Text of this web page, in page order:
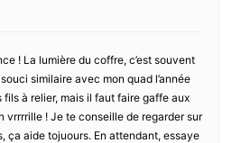
! La lumière du coffre, c’est souvent
similaire avec mon quad l’année
fils à relier, mais il faut faire gaffe aux
vrrrrille ! Je te conseille de regarder sur
ça aide tojuours. En attendant, essaye